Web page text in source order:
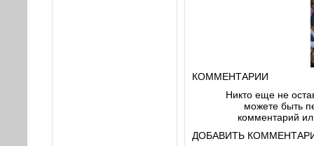
КОММЕНТАРИИ
Никто еще не
можете быть
комментарий
ДОБАВИТЬ